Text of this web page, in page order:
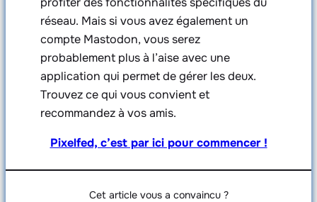
réseau. Mais si vous avez également un
compte Mastodon, vous serez
probablement plus à l’aise avec une
application qui permet de gérer les deux.
Trouvez ce qui vous convient et
recommandez à vos amis.
Pixelfed, c’est par ici pour commencer !
Cet article vous a convaincu ?